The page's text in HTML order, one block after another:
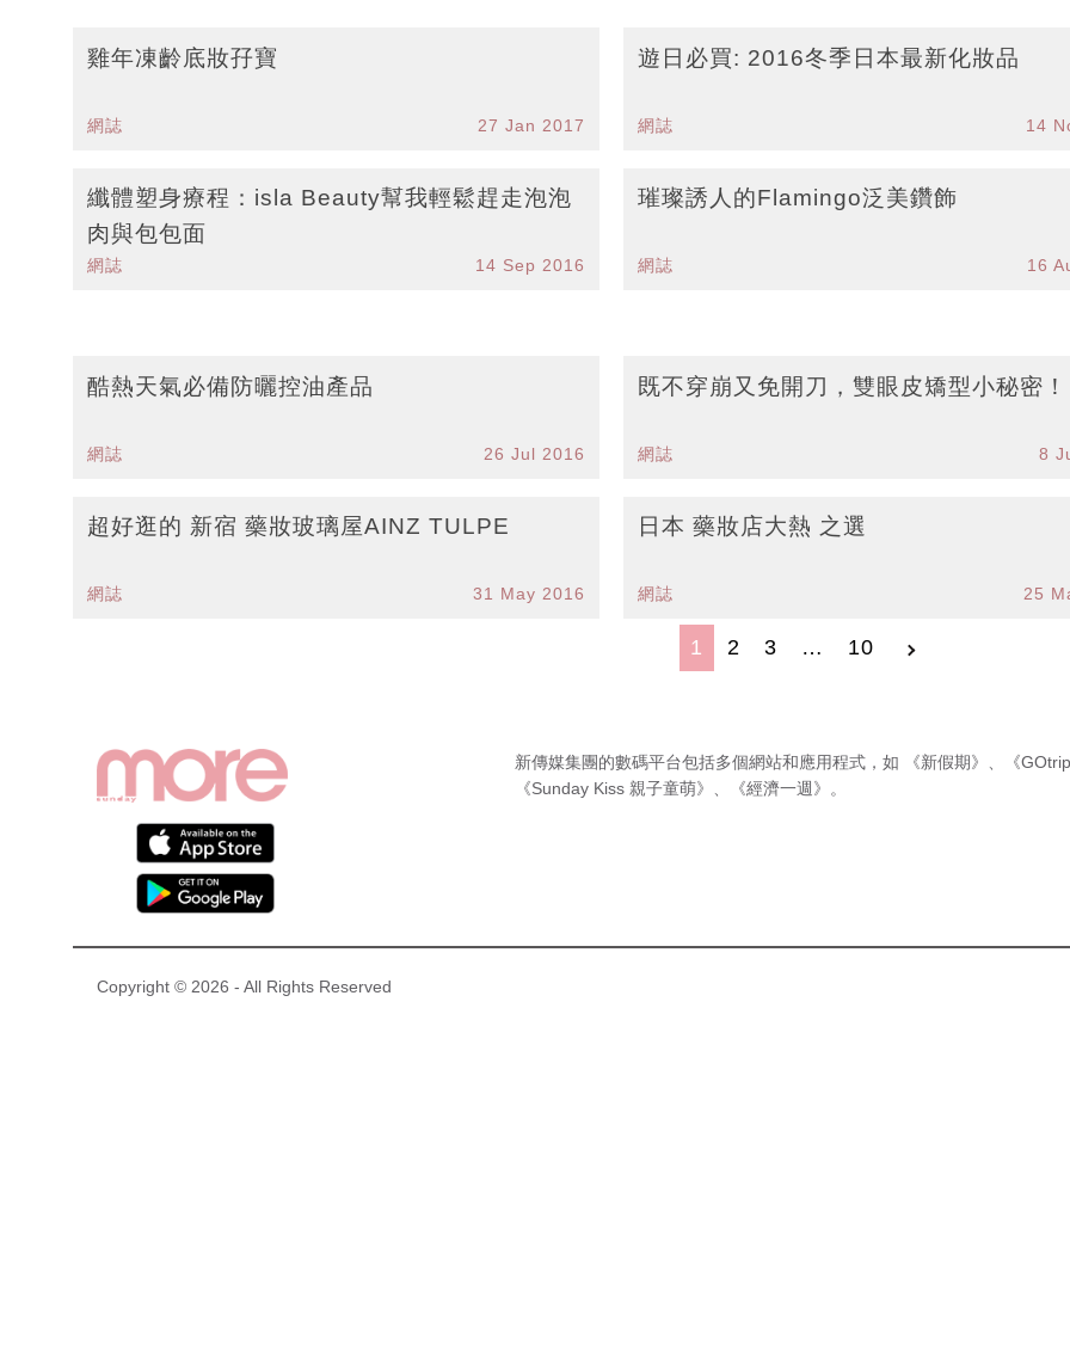
雞年凍齡底妝孖寶
網誌 27 Jan 2017
遊日必買: 2016冬季日本最新化妝品
網誌 14
纖體塑身療程：isla Beauty幫我輕鬆趕走泡泡
肉與包包面
網誌 14 Sep 2016
璀璨誘人的Flamingo泛美鑽飾
網誌 16
酷熱天氣必備防曬控油產品
網誌 26 Jul 2016
既不穿崩又免開刀，雙眼皮矯型小秘密！
網誌 8
超好逛的 新宿 藥妝玻璃屋AINZ TULPE
網誌 31 May 2016
日本 藥妝店大熱 之選
網誌 25
1 2 3 …
10
新傳媒集團的數碼平台包括多個網站和應用程式，如 《新假期》 、 《GOtrip
《Sunday Kiss 親子童萌》 、 《經濟一週》 。
Copyright © 2026 - All Rights Reserved